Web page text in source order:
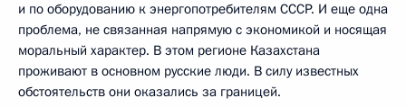
и по оборудованию к энергопотребителям СССР. И еще одна
проблема, не связанная напрямую с экономикой и носящая
моральный характер. В этом регионе Казахстана
проживают в основном русские люди. В силу известных
обстоятельств они оказались за границей.